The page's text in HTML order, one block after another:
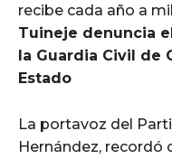
recibe cada año a
Tuineje denuncia
la Guardia Civil de
Estado
La portavoz del
Hernández, recordó